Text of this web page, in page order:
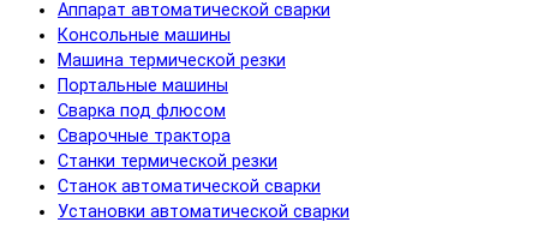
Аппарат автоматической сварки
Консольные машины
Машина термической резки
Портальные машины
Сварка под флюсом
Сварочные трактора
Станки термической резки
Станок автоматической сварки
Установки автоматической сварки